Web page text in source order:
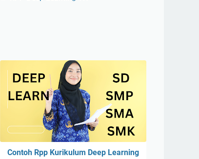
Contoh Rpp Kurikulum Deep Learning